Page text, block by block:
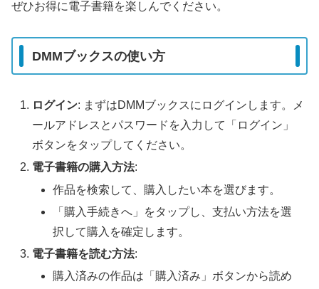
ぜひお得に電子書籍を楽しんでください。
DMMブックスの使い方
ログイン: まずはDMMブックスにログインします。メ
ールアドレスとパスワードを入力して「ログイン」
ボタンをタップしてください。
電子書籍の購入方法:
作品を検索して、購入したい本を選びます。
「購入手続きへ」をタップし、支払い方法を選
択して購入を確定します。
電子書籍を読む方法:
購入済みの作品は「購入済み」ボタンから読め